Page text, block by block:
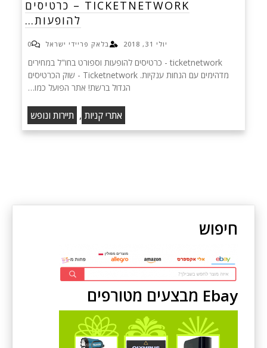
TICKETNETWORK – כרטיסים
להופעות…
יולי 31, 2018 בלאק פריידי ישראל 0
ticketnetwork - כרטיסים להופעות וספורט בחו"ל במחירים
מדהימים עם הנחות ענקיות. Ticketnetwork - שוק הכרטיסים
הגדול ברשת! אתר הפועל כמו…
אתרי קניות , תיירות ונופש
חיפוש
Ebay מבצעים מטורפים